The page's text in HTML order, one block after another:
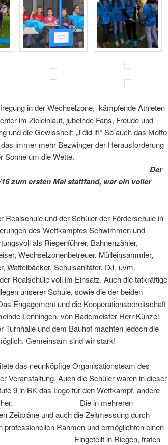
in der Wechselzone, kämpfende Athleten
im Zieleinlauf, jubelnde Fans, Freude und
und die Gewissheit: „I did it!“ So auch das Motto
immer mehr Bezwinger der Herausforderung
Sonne um die Wette.
Der
zum ersten Mal stattfand, war ein voller
Realschule und der Schüler der Förderschule in
des Wettkampfes Schwimmen und
als Riegenführer, Bahnenzähler,
Wechselzonenbetreuer, Mülleinsammler,
Waffelbäcker, Schulsanitäter, DJ, uvm.
Realschule voll im Einsatz. Auch die tatkräftige
unserer Schule, sowie die der beiden
Engagement und die Kooperationsbereitschaft
Lenningen, von Bademeister Herr Künzel,
und dem Bauhof machten jedoch die
Gemeinsam sind wir stark!
das neunköpfige Organisationsteam des
Veranstaltung. Auch die Schüler waren in dieser
9 in BK das Logo für den Wettkampf, andere
Banner her. Die in mehreren
Zeitpläne und auch die Zeitmessung durch
Rahmen und ermöglichten einen
in Riegen, trafen